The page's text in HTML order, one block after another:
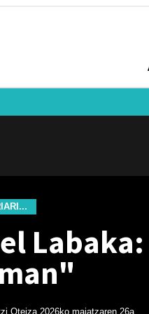
Oteiza 2026ko maiatzaren 26a